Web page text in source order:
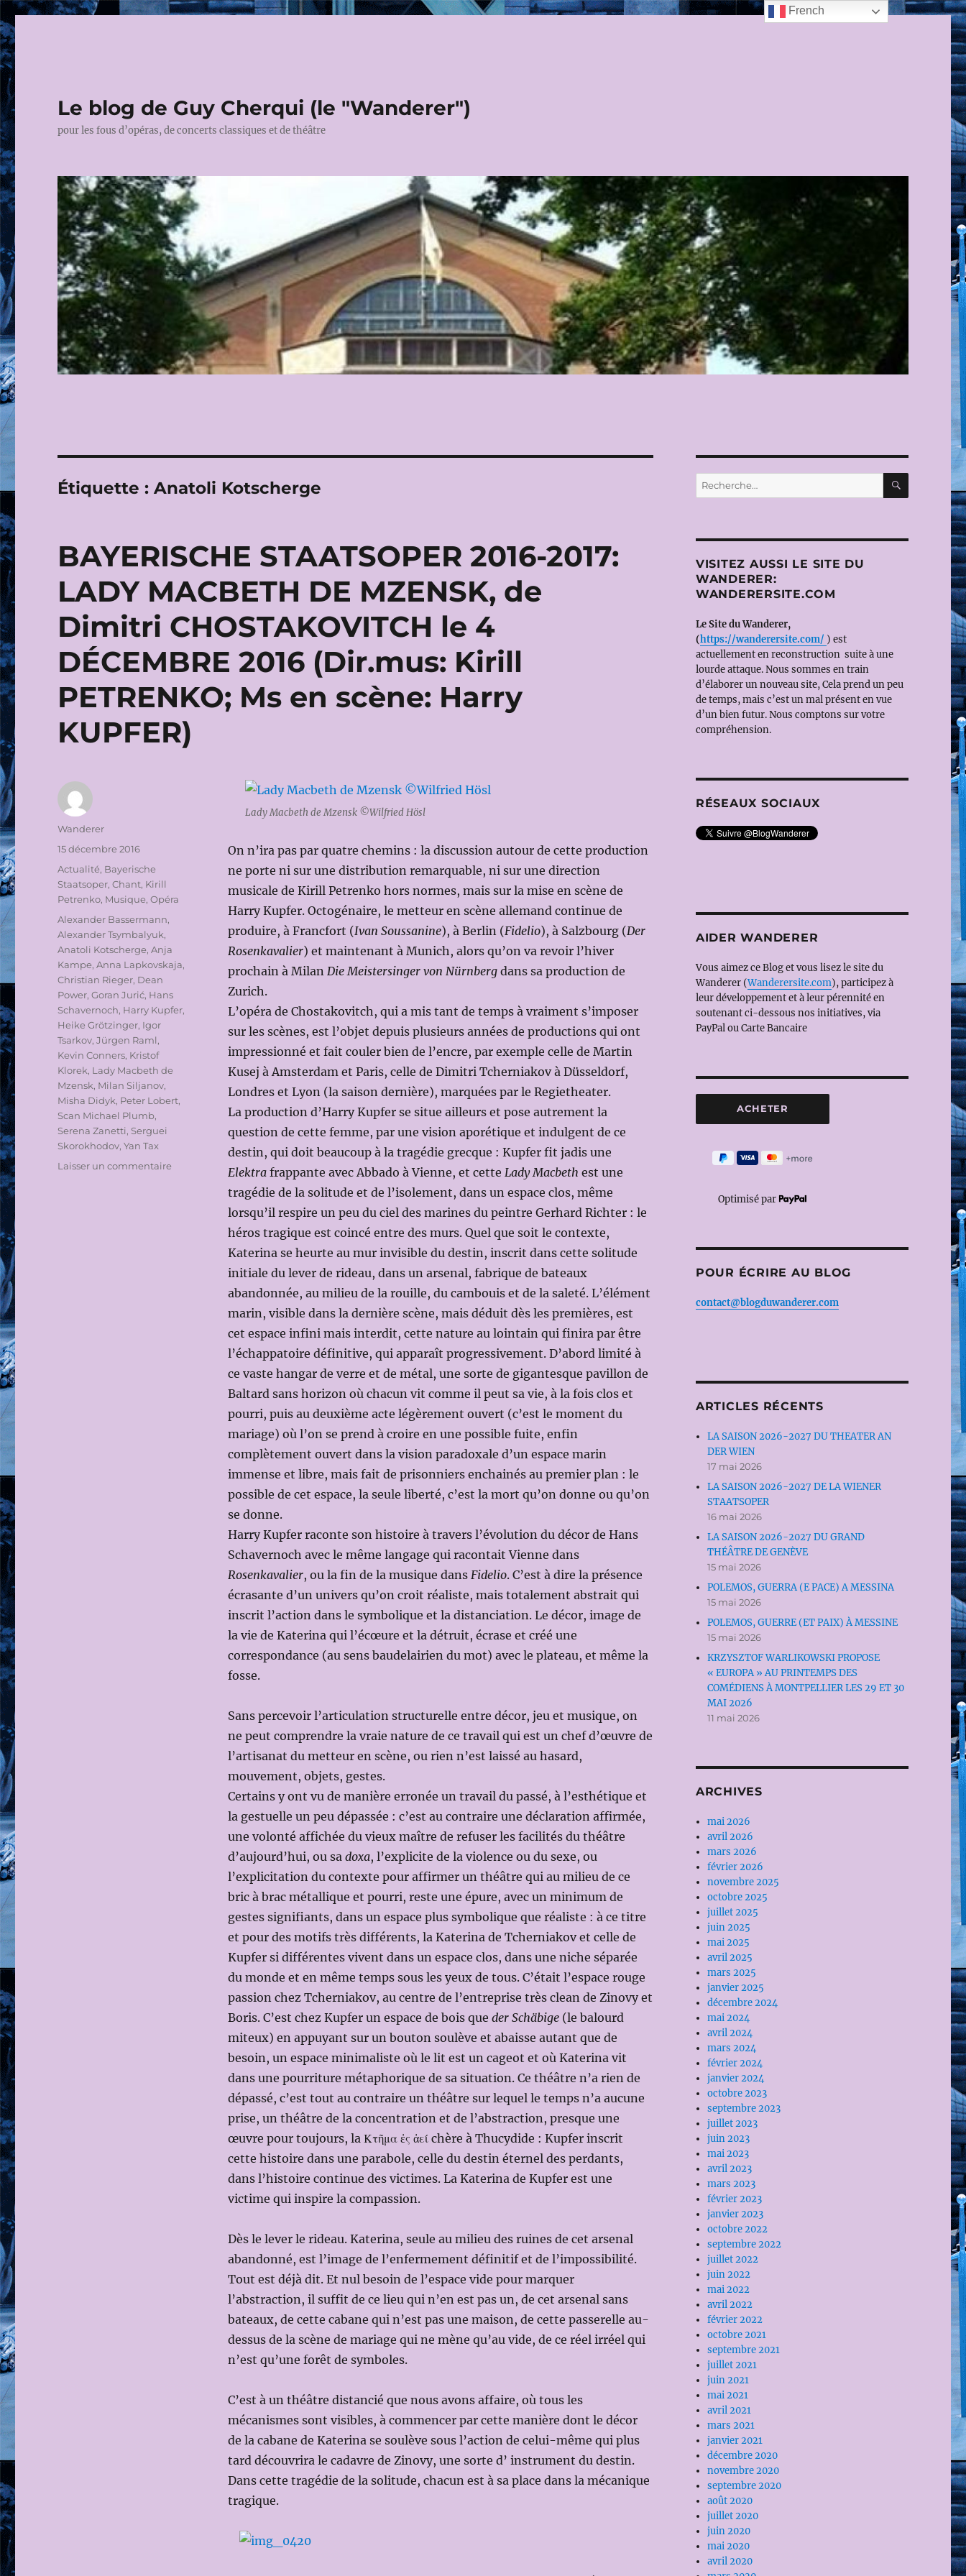
Le blog de Guy Cherqui (le "Wanderer")
pour les fous d’opéras, de concerts classiques et de théâtre
Étiquette :Anatoli Kotscherge
BAYERISCHE STAATSOPER 2016-2017:
LADY MACBETH DE MZENSK, de
Dimitri CHOSTAKOVITCH le 4
DÉCEMBRE 2016 (Dir.mus: Kirill
PETRENKO; Ms en scène: Harry
KUPFER)
Lady Macbeth de Mzensk ©Wilfried Hösl
On n’ira pas par quatre chemins : la discussion autour de cette production
ne porte ni sur une distribution remarquable, ni sur une direction
musicale de Kirill Petrenko hors normes, mais sur la mise en scène de
Harry Kupfer. Octogénaire, le metteur en scène allemand continue de
produire, à Francfort (Ivan Soussanine), à Berlin (Fidelio), à Salzbourg (Der
Rosenkavalier) et maintenant à Munich, alors qu’on va revoir l’hiver
prochain à Milan Die Meistersinger von Nürnbergdans sa production de
Zurich.
L’opéra de Chostakovitch, qui a mis tant de temps à vraiment s’imposer
sur les scènes, est l’objet depuis plusieurs années de productions qui ont
impressionné et fait couler bien de l’encre, par exemple celle de Martin
Kusej à Amsterdam et Paris, celle de Dimitri Tcherniakov à Düsseldorf,
Londres et Lyon (la saison dernière), marquées par le Regietheater.
La production d’Harry Kupfer se situe ailleurs et pose autrement la
question de cette femme, par une vision aporétique et indulgent de ce
destin, qui doit beaucoup à la tragédie grecque : Kupfer fit jadis une
Elektrafrappante avec Abbado à Vienne, et cette Lady Macbeth est une
tragédie de la solitude et de l’isolement, dans un espace clos, même
lorsqu’il respire un peu du ciel des marines du peintre Gerhard Richter : le
héros tragique est coincé entre des murs. Quel que soit le contexte,
Katerina se heurte au mur invisible du destin, inscrit dans cette solitude
initiale du lever de rideau, dans un arsenal, fabrique de bateaux
abandonnée, au milieu de la rouille, du cambouis et de la saleté. L’élément
marin, visible dans la dernière scène, mais déduit dès les premières, est
cet espace infini mais interdit, cette nature au lointain qui finira par être
l’échappatoire définitive, qui apparaît progressivement. D’abord limité à
ce vaste hangar de verre et de métal, une sorte de gigantesque pavillon de
Baltard sans horizon où chacun vit comme il peut sa vie, à la fois clos et
pourri, puis au deuxième acte légèrement ouvert (c’est le moment du
mariage) où l’on se prend à croire en une possible fuite, enfin
complètement ouvert dans la vision paradoxale d’un espace marin
immense et libre, mais fait de prisonniers enchainés au premier plan : le
possible de cet espace, la seule liberté, c’est la mort qu’on donne ou qu’on
se donne.
Harry Kupfer raconte son histoire à travers l’évolution du décor de Hans
Schavernoch avec le même langage qui racontait Vienne dans
Rosenkavalier, ou la fin de la musique dans Fidelio. C’est à dire la présence
écrasante d’un univers qu’on croit réaliste, mais totalement abstrait qui
inscrit l’action dans le symbolique et la distanciation. Le décor, image de
la vie de Katerina qui l’écœure et la détruit, écrase et créé une
correspondance (au sens baudelairien du mot) avec le plateau, et même la
fosse.
Sans percevoir l’articulation structurelle entre décor, jeu et musique, on
ne peut comprendre la vraie nature de ce travail qui est un chef d’œuvre de
l’artisanat du metteur en scène, ou rien n’est laissé au hasard,
mouvement, objets, gestes.
Certains y ont vu de manière erronée un travail du passé, à l’esthétique et
la gestuelle un peu dépassée : c’est au contraire une déclaration affirmée,
une volonté affichée du vieux maître de refuser les facilités du théâtre
d’aujourd’hui, ou sa doxa, l’explicite de la violence ou du sexe, ou
l’explicitation du contexte pour affirmer un théâtre qui au milieu de ce
bric à brac métallique et pourri, reste une épure, avec un minimum de
gestes signifiants, dans un espace plus symbolique que réaliste : à ce titre
et pour des motifs très différents, la Katerina de Tcherniakov et celle de
Kupfer si différentes vivent dans un espace clos, dans une niche séparée
du monde et en même temps sous les yeux de tous. C’était l’espace rouge
passion chez Tcherniakov, au centre de l’entreprise très clean de Zinovy et
Boris. C’est chez Kupfer un espace de bois que der Schäbige(le balourd
miteux) en appuyant sur un bouton soulève et abaisse autant que de
besoin, un espace minimaliste où le lit est un cageot et où Katerina vit
dans une pourriture métaphorique de sa situation. Ce théâtre n’a rien de
dépassé, c’est tout au contraire un théâtre sur lequel le temps n’a aucune
prise, un théâtre de la concentration et de l’abstraction, presque une
œuvre pour toujours, la Κτῆμα ἐς ἀεί chère à Thucydide : Kupfer inscrit
cette histoire dans une parabole, celle du destin éternel des perdants,
dans l’histoire continue des victimes. La Katerina de Kupfer est une
victime qui inspire la compassion.
Dès le lever le rideau. Katerina, seule au milieu des ruines de cet arsenal
abandonné, est l’image de l’enfermement définitif et de l’impossibilité.
Tout est déjà dit. Et nul besoin de l’espace vide pour marquer
l’abstraction, il suffit de ce lieu qui n’en est pas un, de cet arsenal sans
bateaux, de cette cabane qui n’est pas une maison, de cette passerelle au-
dessus de la scène de mariage qui ne mène qu’au vide, de ce réel irréel qui
n’est qu’une forêt de symboles.
C’est à un théâtre distancié que nous avons affaire, où tous les
mécanismes sont visibles, à commencer par cette manière dont le décor
de la cabane de Katerina se soulève sous l’action de celui-même qui plus
tard découvrira le cadavre de Zinovy, une sorte d’ instrument du destin.
Dans cette tragédie de la solitude, chacun est à sa place dans la mécanique
tragique.
Auteur
Wanderer
Publié
15 décembre 2016
Catégories
Actualité, Bayerische
Staatsoper,Chant, Kirill
Petrenko, Musique,Opéra
Étiquettes
Alexander Bassermann,
Alexander Tsymbalyuk,
Anatoli Kotscherge,Anja
Kampe,Anna Lapkovskaja,
Christian Rieger, Dean
Power,Goran Jurić, Hans
Schavernoch, Harry Kupfer,
Heike Grötzinger, Igor
Tsarkov,Jürgen Raml,
Kevin Conners, Kristof
Klorek, Lady Macbeth de
Mzensk, Milan Siljanov,
Misha Didyk, Peter Lobert,
Scan Michael Plumb,
Serena Zanetti, Serguei
Skorokhodov,Yan Tax
Laisser un commentairesur
BAYERISCHE
STAATSOPER
CHOSTAKOVITCH
Recherche
pour :
VISITEZ AUSSI LE SITE DU
WANDERER:
WANDERERSITE.COM
Le Site du Wanderer,
(https://wanderersite.com/ ) est
actuellement en reconstruction suite à une
lourde attaque. Nous sommes en train
d’élaborer un nouveau site, Cela prend un peu
de temps, mais c’est un mal présent en vue
d’un bien futur. Nous comptons sur votre
compréhension.
RÉSEAUX SOCIAUX
AIDER WANDERER
Vous aimez ce Blog et vous lisez le site du
Wanderer (Wanderersite.com), participez à
leur développement et à leur pérennité en
soutenant ci-dessous nos initiatives, via
PayPal ou Carte Bancaire
Optimisé par
POUR ÉCRIRE AU BLOG
contact@blogduwanderer.com
ARTICLES RÉCENTS
LA SAISON 2026-2027 DU THEATER AN
DER WIEN
17 mai 2026
LA SAISON 2026-2027 DE LA WIENER
STAATSOPER
16 mai 2026
LA SAISON 2026-2027 DU GRAND
THÉÂTRE DE GENÈVE
15 mai 2026
POLEMOS, GUERRA (E PACE) A MESSINA
15 mai 2026
POLEMOS, GUERRE (ET PAIX) À MESSINE
15 mai 2026
KRZYSZTOF WARLIKOWSKI PROPOSE
« EUROPA » AU PRINTEMPS DES
COMÉDIENS À MONTPELLIER LES 29 ET 30
MAI 2026
11 mai 2026
ARCHIVES
mai 2026
avril 2026
mars 2026
février 2026
novembre 2025
octobre 2025
juillet 2025
juin 2025
mai 2025
avril 2025
mars 2025
janvier 2025
décembre 2024
mai 2024
avril 2024
mars 2024
février 2024
janvier 2024
octobre 2023
septembre 2023
juillet 2023
juin 2023
mai 2023
avril 2023
mars 2023
février 2023
janvier 2023
octobre 2022
septembre 2022
juillet 2022
juin 2022
mai 2022
avril 2022
février 2022
octobre 2021
septembre 2021
juillet 2021
juin 2021
mai 2021
avril 2021
mars 2021
janvier 2021
décembre 2020
novembre 2020
septembre 2020
août 2020
juillet 2020
juin 2020
mai 2020
avril 2020
French